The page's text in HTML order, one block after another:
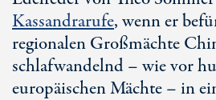
Kassandrarufe, wenn er
regionalen Großmächte
schlafwandelnd – wie vor
europäischen Mächte – in